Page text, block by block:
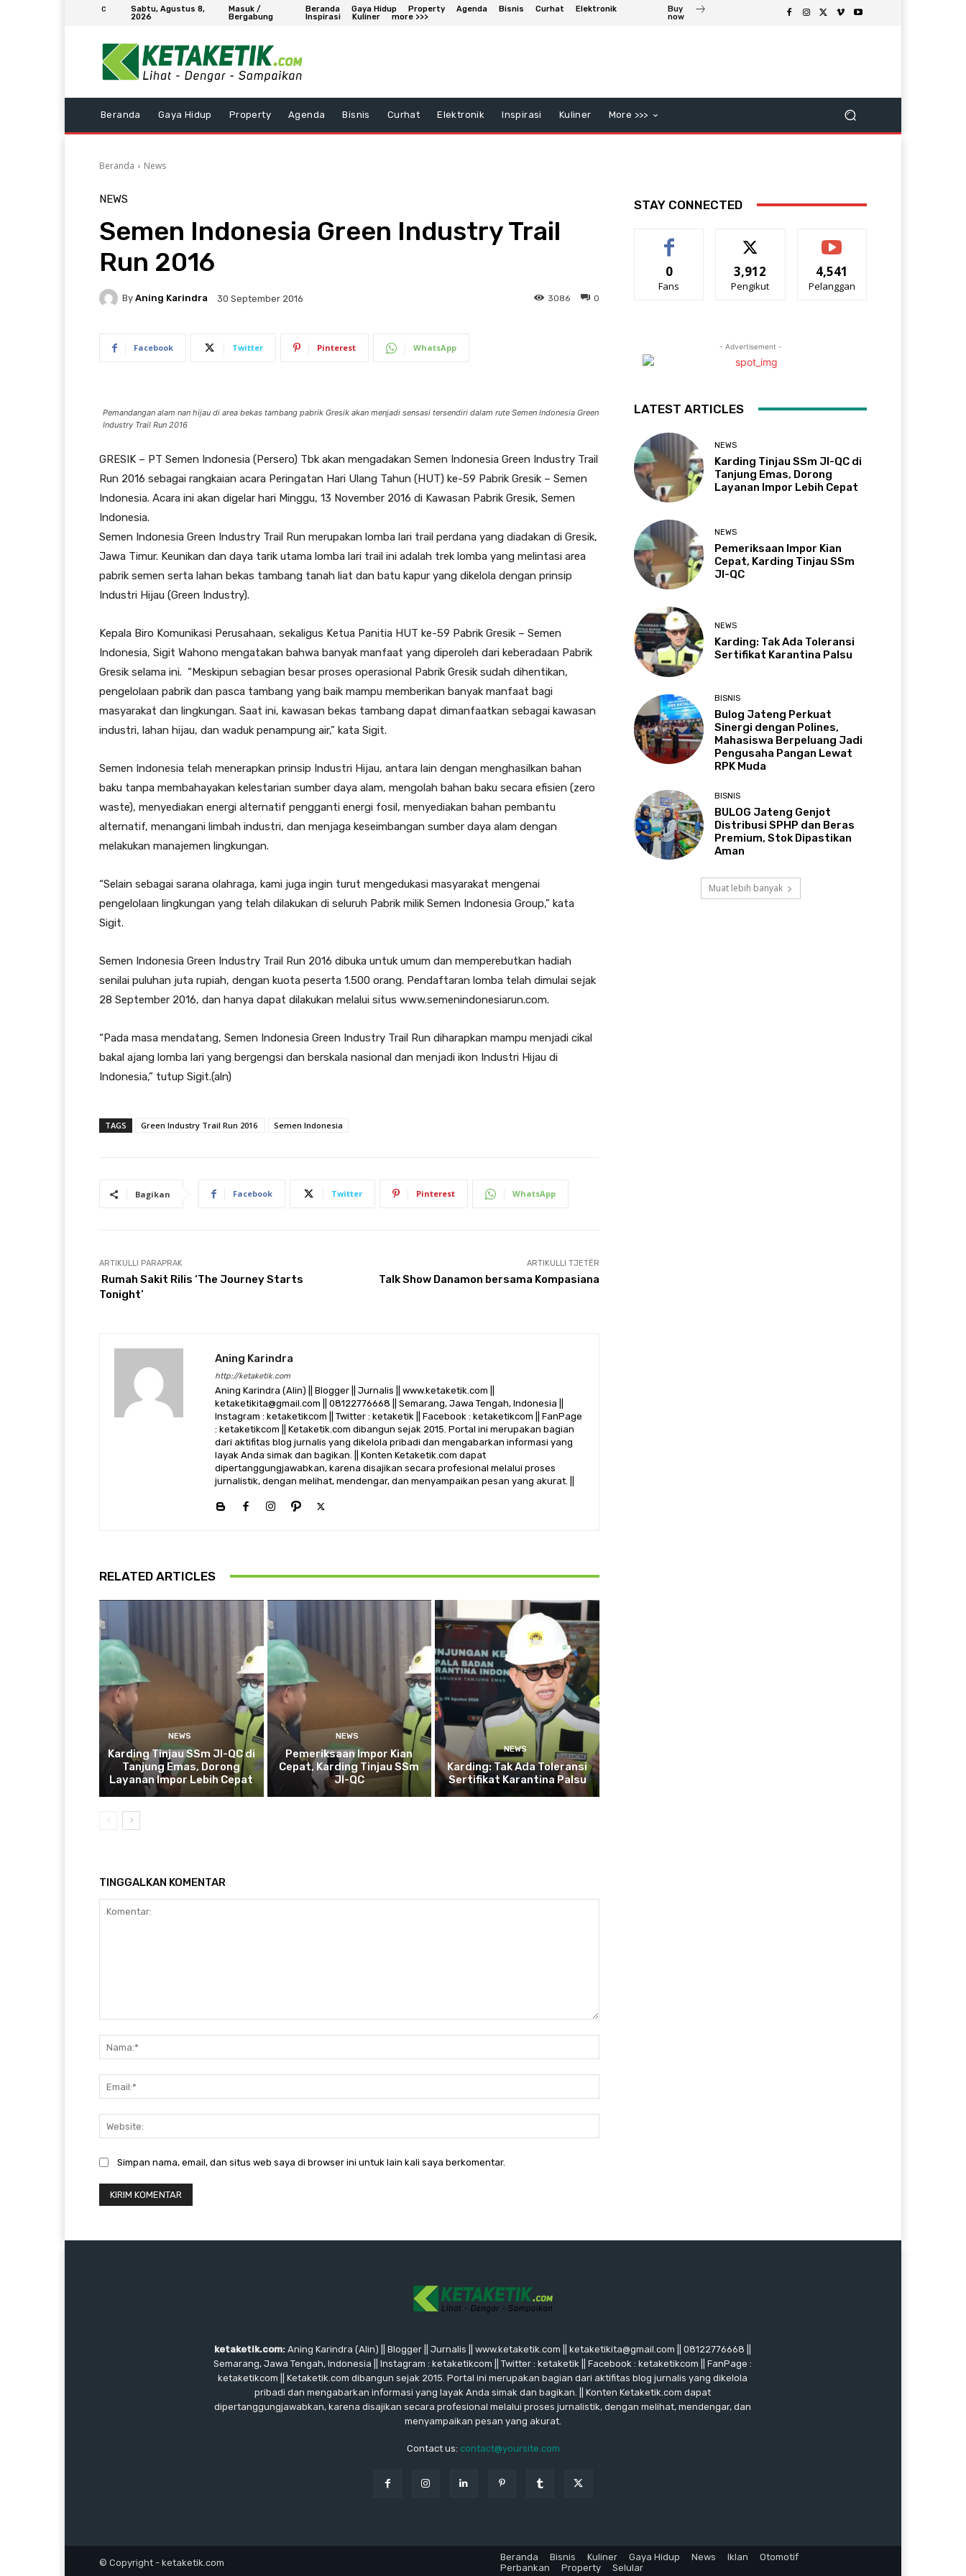
C
Sabtu, Agustus 8,
2026
Masuk /
Bergabung
Beranda Gaya Hidup Property Agenda Bisnis Curhat
Elektronik
Inspirasi
Kuliner more >>>
Buy
now
Beranda Gaya Hidup Property Agenda Bisnis Curhat Elektronik Inspirasi Kuliner More >>>
Beranda News
NEWS
​Semen Indonesia Green Industry Trail
Run 2016
By Aning Karindra 30 September 2016 0
3086
Facebook Twitter Pinterest WhatsApp
Pemandangan alam nan hijau di area bekas tambang pabrik Gresik akan menjadi sensasi tersendiri dalam rute Semen Indonesia Green
Industry Trail Run 2016
GRESIK – PT Semen Indonesia (Persero) Tbk akan mengadakan Semen Indonesia Green Industry Trail
Run 2016 sebagai rangkaian acara Peringatan Hari Ulang Tahun (HUT) ke-59 Pabrik Gresik – Semen
Indonesia. Acara ini akan digelar hari Minggu, 13 November 2016 di Kawasan Pabrik Gresik, Semen
Indonesia.
Semen Indonesia Green Industry Trail Run merupakan lomba lari trail perdana yang diadakan di Gresik,
Jawa Timur. Keunikan dan daya tarik utama lomba lari trail ini adalah trek lomba yang melintasi area
pabrik semen serta lahan bekas tambang tanah liat dan batu kapur yang dikelola dengan prinsip
Industri Hijau (Green Industry).
Kepala Biro Komunikasi Perusahaan, sekaligus Ketua Panitia HUT ke-59 Pabrik Gresik – Semen
Indonesia, Sigit Wahono mengatakan bahwa banyak manfaat yang diperoleh dari keberadaan Pabrik
Gresik selama ini. “Meskipun sebagian besar proses operasional Pabrik Gresik sudah dihentikan,
pengelolaan pabrik dan pasca tambang yang baik mampu memberikan banyak manfaat bagi
masyarakat dan lingkungan. Saat ini, kawasan bekas tambang dapat dimanfaatkan sebagai kawasan
industri, lahan hijau, dan waduk penampung air,” kata Sigit.
Semen Indonesia telah menerapkan prinsip Industri Hijau, antara lain dengan menghasilkan bahan
baku tanpa membahayakan kelestarian sumber daya alam, mengolah bahan baku secara efisien (zero
waste), menyediakan energi alternatif pengganti energi fosil, menyediakan bahan pembantu
alternatif, menangani limbah industri, dan menjaga keseimbangan sumber daya alam dengan
melakukan manajemen lingkungan.
“Selain sebagai sarana olahraga, kami juga ingin turut mengedukasi masyarakat mengenai
pengelolaan lingkungan yang telah dilakukan di seluruh Pabrik milik Semen Indonesia Group,” kata
Sigit.
Semen Indonesia Green Industry Trail Run 2016 dibuka untuk umum dan memperebutkan hadiah
senilai puluhan juta rupiah, dengan kuota peserta 1.500 orang. Pendaftaran lomba telah dimulai sejak
28 September 2016, dan hanya dapat dilakukan melalui situs www.semenindonesiarun.com.
“Pada masa mendatang, Semen Indonesia Green Industry Trail Run diharapkan mampu menjadi cikal
bakal ajang lomba lari yang bergengsi dan berskala nasional dan menjadi ikon Industri Hijau di
Indonesia,” tutup Sigit.(aln)
TAGS Green Industry Trail Run 2016 ​Semen Indonesia
Bagikan Facebook Twitter Pinterest WhatsApp
ARTIKULLI PARAPRAK
Rumah Sakit Rilis ‘The Journey Starts
Tonight’
ARTIKULLI TJETËR
Talk Show Danamon bersama Kompasiana
Aning Karindra
http://ketaketik.com
Aning Karindra (Alin) || Blogger || Jurnalis || www.ketaketik.com ||
ketaketikita@gmail.com || 08122776668 || Semarang, Jawa Tengah, Indonesia ||
Instagram : ketaketikcom || Twitter : ketaketik || Facebook : ketaketikcom || FanPage
: ketaketikcom || Ketaketik.com dibangun sejak 2015. Portal ini merupakan bagian
dari aktifitas blog jurnalis yang dikelola pribadi dan mengabarkan informasi yang
layak Anda simak dan bagikan. || Konten Ketaketik.com dapat
dipertanggungjawabkan, karena disajikan secara profesional melalui proses
jurnalistik, dengan melihat, mendengar, dan menyampaikan pesan yang akurat. ||
RELATED ARTICLES
NEWS
Karding Tinjau SSm JI-QC di
Tanjung Emas, Dorong
Layanan Impor Lebih Cepat
NEWS
Pemeriksaan Impor Kian
Cepat, Karding Tinjau SSm
JI-QC
NEWS
Karding: Tak Ada Toleransi
Sertifikat Karantina Palsu
TINGGALKAN KOMENTAR
Simpan nama, email, dan situs web saya di browser ini untuk lain kali saya berkomentar.
STAY CONNECTED
0
Fans
3,912
Pengikut
4,541
Pelanggan
- Advertisement -
LATEST ARTICLES
NEWS
Karding Tinjau SSm JI-QC di
Tanjung Emas, Dorong
Layanan Impor Lebih Cepat
NEWS
Pemeriksaan Impor Kian
Cepat, Karding Tinjau SSm
JI-QC
NEWS
Karding: Tak Ada Toleransi
Sertifikat Karantina Palsu
BISNIS
Bulog Jateng Perkuat
Sinergi dengan Polines,
Mahasiswa Berpeluang Jadi
Pengusaha Pangan Lewat
RPK Muda
BISNIS
BULOG Jateng Genjot
Distribusi SPHP dan Beras
Premium, Stok Dipastikan
Aman
Muat lebih banyak
ketaketik.com: Aning Karindra (Alin) || Blogger || Jurnalis || www.ketaketik.com || ketaketikita@gmail.com || 08122776668 ||
Semarang, Jawa Tengah, Indonesia || Instagram : ketaketikcom || Twitter : ketaketik || Facebook : ketaketikcom || FanPage :
ketaketikcom || Ketaketik.com dibangun sejak 2015. Portal ini merupakan bagian dari aktifitas blog jurnalis yang dikelola
pribadi dan mengabarkan informasi yang layak Anda simak dan bagikan. || Konten Ketaketik.com dapat
dipertanggungjawabkan, karena disajikan secara profesional melalui proses jurnalistik, dengan melihat, mendengar, dan
menyampaikan pesan yang akurat.
Contact us: contact@yoursite.com
© Copyright - ketaketik.com Beranda Bisnis Kuliner Gaya Hidup News Iklan
Otomotif
Perbankan
Property Selular